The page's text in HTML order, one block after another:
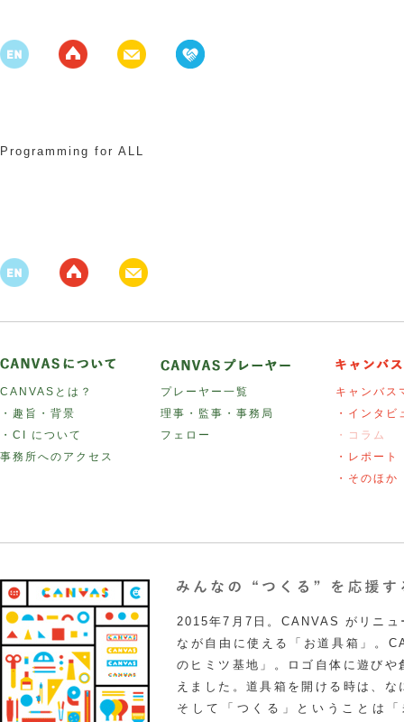
Programming for ALL
CANVASとは？
・趣旨・背景
・CI について
事務所へのアクセス
プレーヤー一覧
理事・監事・事務局
フェロー
キャンバス
・インタビ
・コラム
・レポート
・そのほか
2015年7月7日。CANVAS がリニュ
なが自由に使える「お道具箱」。
のヒミツ基地」。ロゴ自体に遊び
えました。道具箱を開ける時は、
そして「つくる」ということは